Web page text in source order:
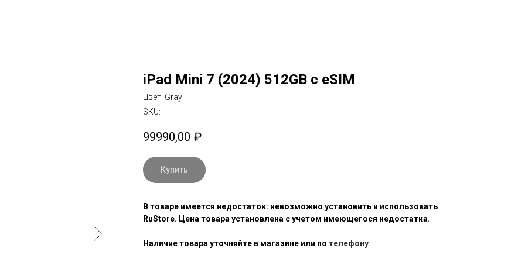
iPad Mini 7 (2024) 512GB с eSIM
Цвет: Gray
SKU:
99990,00 ₽
Купить
В товаре имеется недостаток: невозможно установить и использовать
RuStore. Цена товара установлена с учетом имеющегося недостатка.
Наличие товара уточняйте в магазине или по телефону